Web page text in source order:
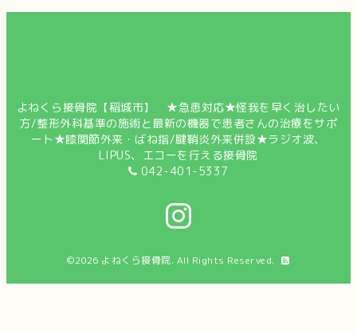
よねくら接骨院【稲城市】 ★急患対応★怪我を早く治したい
方/整形外科基準の施術と最新の機器で患者さんの治療をサポ
ート★膝関節外来・ばね指/腱鞘炎外来併設★ラジオ波、
LIPUS、エコーを行える接骨院
042-401-5337
©2026 よねくら接骨院. All Rights Reserved.